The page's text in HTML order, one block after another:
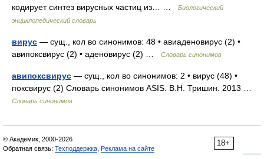
кодирует синтез вирусных частиц из… …
Биологический
энциклопедический словарь
вирус — сущ., кол во синонимов: 48 • авиаденовирус (2) •
авипоксвирус (2) • аденовирус (2) …
Словарь синонимов
авипоксвирус — сущ., кол во синонимов: 2 • вирус (48) •
поксвирус (2) Словарь синонимов ASIS. В.Н. Тришин. 2013 …
Словарь синонимов
18+
© Академик, 2000-2026
Обратная связь: Техподдержка Реклама на сайте